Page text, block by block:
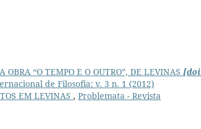
OBRA “O TEMPO E O OUTRO”, DE LEVINAS
de Filosofia: v. 3 n. 1 (2012)
EM LEVINAS , Problemata - Revista